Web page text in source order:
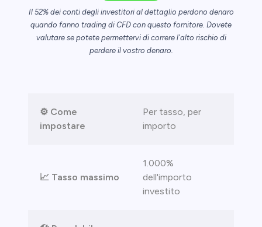
Il 52% dei conti degli investitori al dettaglio perdono denaro
quando fanno trading di CFD con questo fornitore. Dovete
valutare se potete permettervi di correre l'alto rischio di
perdere il vostro denaro.
⚙️ Come
impostare
Per tasso, per
importo
📈 Tasso massimo
1.000%
dell'importo
investito
perde